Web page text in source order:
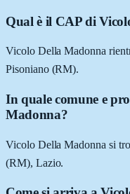
Qual è il CAP di
Vicolo Della Madonna
Pisoniano (RM).
In quale comune e
Madonna?
Vicolo Della Madonna si
(RM), Lazio.